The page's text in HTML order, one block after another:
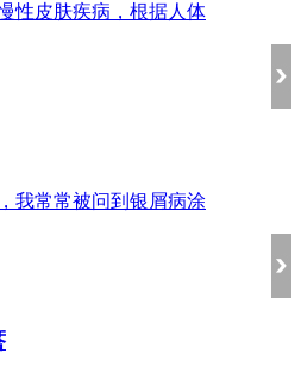
性皮肤疾病，根据人体
我常常被问到银屑病涂